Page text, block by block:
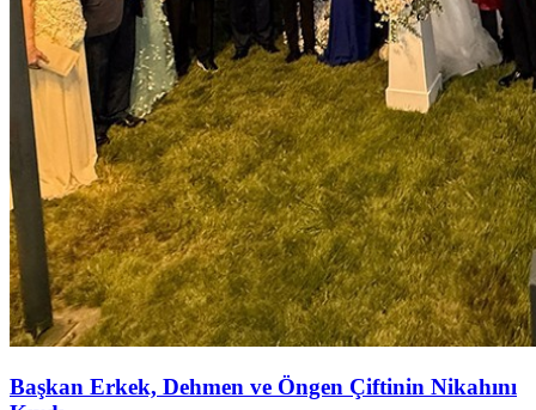
Başkan Erkek, Dehmen ve Öngen Çiftinin Nikahını